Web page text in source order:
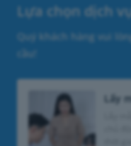
Lựa chọn dịch
Quý khách hàng vui
cầu!
Lấy